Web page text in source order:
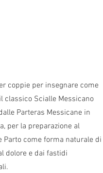
coppie per insegnare come
classico Scialle Messicano
Parteras Messicane in
per la preparazione al
Parto come forma naturale di
dolore e dai fastidi